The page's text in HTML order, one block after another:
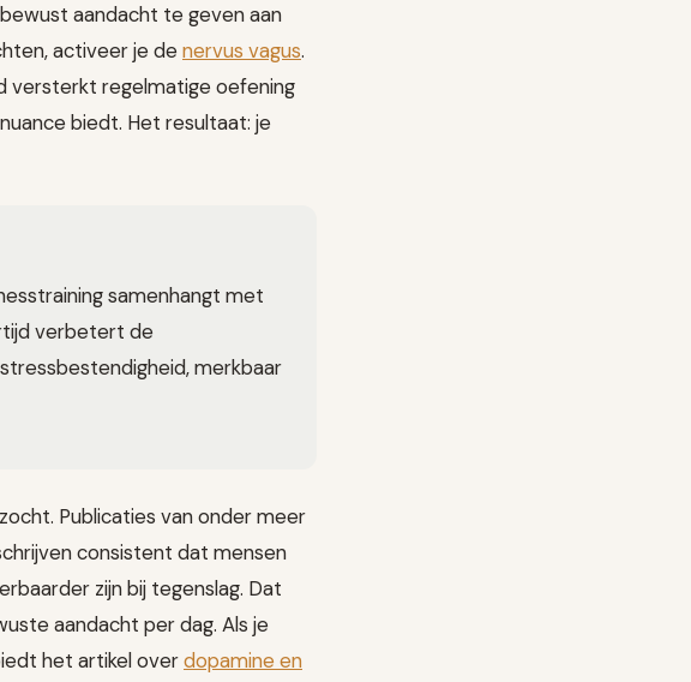
aandacht te geven aan
activeer je denervus vagus.
versterkt regelmatige oefening
biedt. Het resultaat: je
samenhangt met
verbetert de
merkbaar
Publicaties van onder meer
consistent dat mensen
zijn bij tegenslag. Dat
aandacht per dag. Als je
het artikel overdopamine en